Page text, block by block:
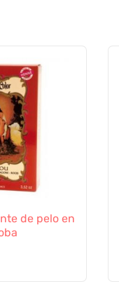
de pelo en